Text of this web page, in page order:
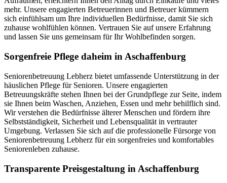
mehr. Unsere engagierten Betreuerinnen und Betreuer kümmern
sich einfühlsam um Ihre individuellen Bedürfnisse, damit Sie sich
zuhause wohlfühlen können. Vertrauen Sie auf unsere Erfahrung
und lassen Sie uns gemeinsam für Ihr Wohlbefinden sorgen.
Sorgenfreie Pflege daheim in Aschaffenburg
Seniorenbetreuung Lebherz bietet umfassende Unterstützung in der
häuslichen Pflege für Senioren. Unsere engagierten
Betreuungskräfte stehen Ihnen bei der Grundpflege zur Seite, indem
sie Ihnen beim Waschen, Anziehen, Essen und mehr behilflich sind.
Wir verstehen die Bedürfnisse älterer Menschen und fördern ihre
Selbstständigkeit, Sicherheit und Lebensqualität in vertrauter
Umgebung. Verlassen Sie sich auf die professionelle Fürsorge von
Seniorenbetreuung Lebherz für ein sorgenfreies und komfortables
Seniorenleben zuhause.
Transparente Preisgestaltung in Aschaffenburg